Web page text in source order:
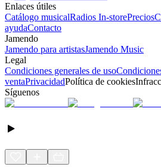
Enlaces útiles
Catálogo musicalRadios In-storePrecios
ayudaContacto
Jamendo
Jamendo para artistasJamendo Music
Legal
Condiciones generales de uso
ventaPrivacidadPolítica de cookies
Síguenos